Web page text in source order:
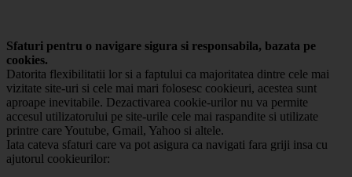
Sfaturi pentru o navigare sigura si responsabila, bazata pe
cookies.
Datorita flexibilitatii lor si a faptului ca majoritatea dintre cele mai
vizitate site-uri si cele mai mari folosesc cookieuri, acestea sunt
aproape inevitabile. Dezactivarea cookie-urilor nu va permite
accesul utilizatorului pe site-urile cele mai raspandite si utilizate
printre care Youtube, Gmail, Yahoo si altele.
Iata cateva sfaturi care va pot asigura ca navigati fara griji insa cu
ajutorul cookieurilor: